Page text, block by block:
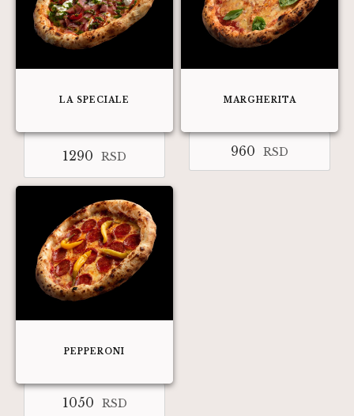
LA SPECIALE
1290 RSD
MARGHERITA
960 RSD
PEPPERONI
1050 RSD